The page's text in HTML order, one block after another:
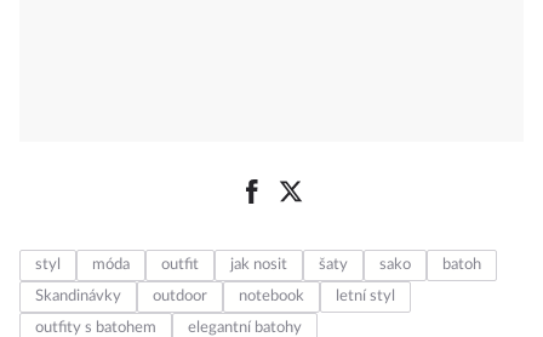
styl móda outfit jak nosit šaty sako
batoh
Skandinávky
outdoor notebook
letní styl
outfity s batohem
elegantní batohy